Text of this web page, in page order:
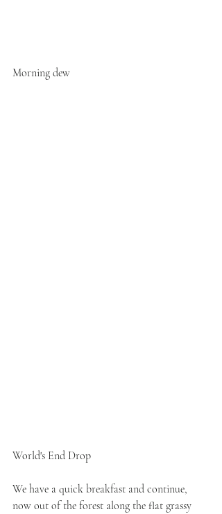
Morning dew
World's End Drop
We have a quick breakfast and continue,
now out of the forest along the flat grassy